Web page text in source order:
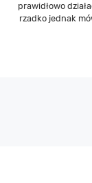
prawidłowo
rzadko jednak